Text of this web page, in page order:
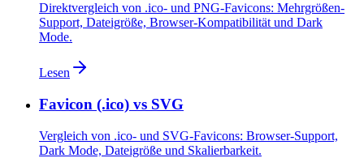
Direktvergleich von .ico- und PNG-Favicons: Mehrgrößen-
Support, Dateigröße, Browser-Kompatibilität und Dark
Mode.
Lesen
Favicon (.ico) vs SVG
Vergleich von .ico- und SVG-Favicons: Browser-Support,
Dark Mode, Dateigröße und Skalierbarkeit.